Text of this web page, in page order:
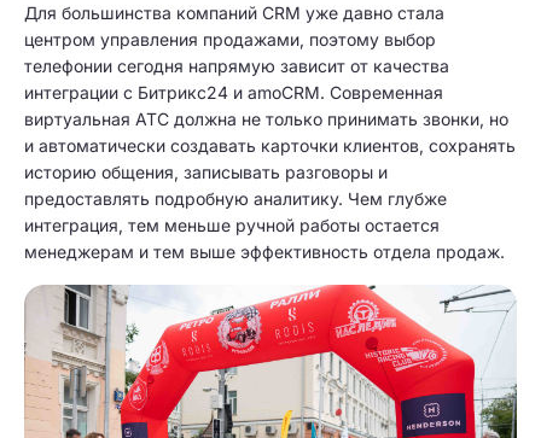
Для большинства компаний CRM уже давно стала
центром управления продажами, поэтому выбор
телефонии сегодня напрямую зависит от качества
интеграции с Битрикс24 и amoCRM. Современная
виртуальная АТС должна не только принимать звонки, но
и автоматически создавать карточки клиентов, сохранять
историю общения, записывать разговоры и
предоставлять подробную аналитику. Чем глубже
интеграция, тем меньше ручной работы остается
менеджерам и тем выше эффективность отдела продаж.